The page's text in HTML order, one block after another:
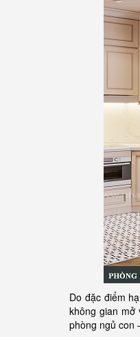
Do đặc điểm
không gian
phòng ngủ con